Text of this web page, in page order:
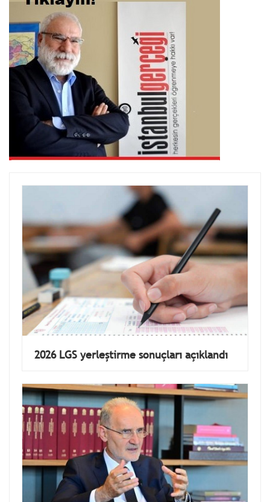
2026 LGS yerleştirme sonuçları açıklandı